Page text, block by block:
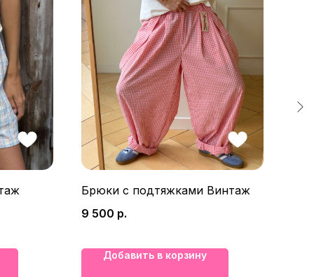
Брюки с подтяжками Винтаж
9 500 р.
Добавить в корзину